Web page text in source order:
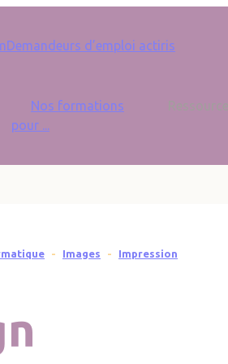
Nos formations
pour ...
Demandeurs d’emploi actiris
Images Impression